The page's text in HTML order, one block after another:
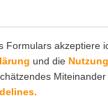
Formulars akzeptiere
und die
Miteinander